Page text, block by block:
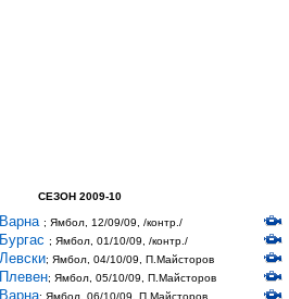
СЕЗОН 2009-10
; Ямбол, 12/09/09, /контр./
; Ямбол, 01/10/09, /контр./
; Ямбол, 04/10/09, П.Майсторов
; Ямбол, 05/10/09, П.Майсторов
; Ямбол, 06/10/09, П.Майсторов